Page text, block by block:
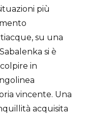
più
su una
si è
in
vincente. Una
acquisita